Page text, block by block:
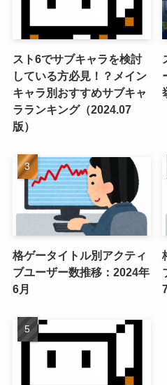
スト6でサブキャラを検討
している方必見！？メイン
キャラ別おすすめサブキャ
ラランキング（2024.07
版）
格ゲータイトル別アクティ
ブユーザー数推移：2024年
6月